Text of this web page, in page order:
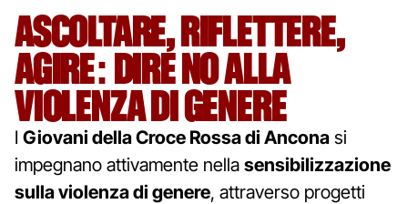
ASCOLTARE, RIFLETTERE,
AGIRE: DIRE NO ALLA
VIOLENZA DI GENERE
I Giovani della Croce Rossa di Ancona si
impegnano attivamente nella sensibilizzazione
sulla violenza di genere, attraverso progetti